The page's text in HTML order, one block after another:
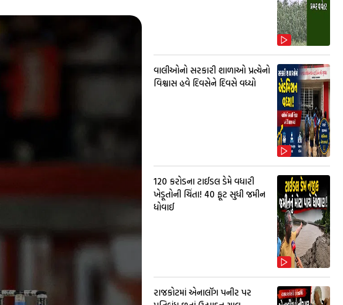
વાલીઓનો સરકારી શાળાઓ પ્રત્યેનો
વિશ્વાસ હવે દિવસેને દિવસે વધ્યો
₹120 કરોડના ટાઈડલ ડેમે વધારી
ખેડૂતોની ચિંતા! 40 ફૂટ સુધી જમીન
ધોવાઈ
રાજકોટમાં એનાલૉગ પનીર પર